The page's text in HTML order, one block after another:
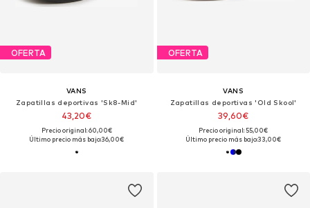
OFERTA
VANS
Zapatillas deportivas 'Sk8-Mid'
43,20€
Precio original: 60,00€
Último precio más bajo:36,00€
OFERTA
VANS
Zapatillas deportivas 'Old Skool'
39,60€
Precio original: 55,00€
Último precio más bajo:33,00€